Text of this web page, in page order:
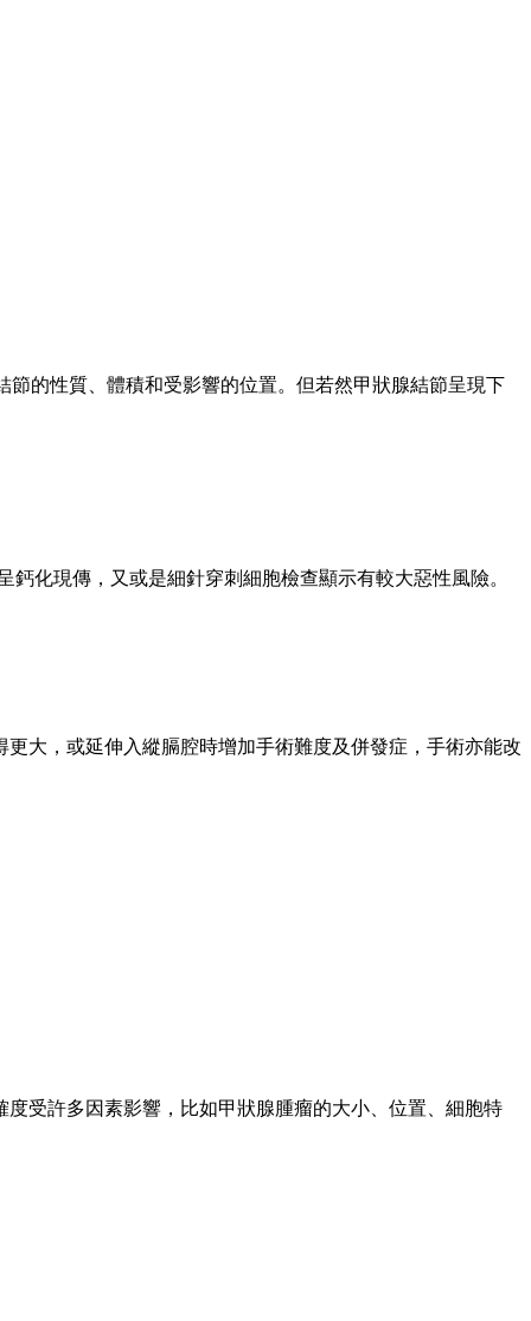
的性質、體積和受影響的位置。但若然甲狀腺結節呈現下
化現傳，又或是細針穿刺細胞檢查顯示有較大惡性風險。
大，或延伸入縱膈腔時增加手術難度及併發症，手術亦能改
受許多因素影響，比如甲狀腺腫瘤的大小、位置、細胞特